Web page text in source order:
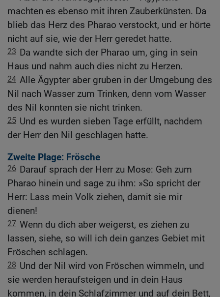
machten es ebenso mit ihren Zauberkünsten. Da
blieb das Herz des Pharao verstockt, und er hörte
nicht auf sie, wie der Herr geredet hatte.
23 Da wandte sich der Pharao um, ging in sein
Haus und nahm auch dies nicht zu Herzen.
24 Alle Ägypter aber gruben in der Umgebung des
Nil nach Wasser zum Trinken, denn vom Wasser
des Nil konnten sie nicht trinken.
25 Und es wurden sieben Tage erfüllt, nachdem
der Herr den Nil geschlagen hatte.
Zweite Plage: Frösche
26 Darauf sprach der Herr zu Mose: Geh zum
Pharao hinein und sage zu ihm: »So spricht der
Herr: Lass mein Volk ziehen, damit sie mir
dienen!
27 Wenn du dich aber weigerst, es ziehen zu
lassen, siehe, so will ich dein ganzes Gebiet mit
Fröschen schlagen.
28 Und der Nil wird von Fröschen wimmeln, und
sie werden heraufsteigen und in dein Haus
kommen, in dein Schlafzimmer und auf dein Bett,